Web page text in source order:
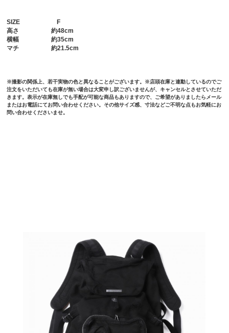
SIZE
F
高さ
約48cm
横幅 約35cm
マチ 約21.5cm
※撮影の関係上、若干実物の色と異なることがございます。※店頭在庫と連動しているのでご
注文をいただいても在庫が無い場合は大変申し訳ございませんが、キャンセルとさせていただ
きます。表示が在庫無しでも手配が可能な商品もありますので、ご希望がありましたらメール
またはお電話にてお問い合わせください。その他サイズ感、寸法などご不明な点もお気軽にお
問い合わせくださいませ。